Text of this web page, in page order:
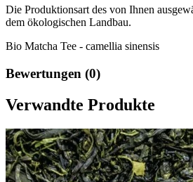
Die Produktionsart des von Ihnen
dem ökologischen Landbau.
Bio Matcha Tee - camellia sinensis
Bewertungen (0)
Verwandte Produkte